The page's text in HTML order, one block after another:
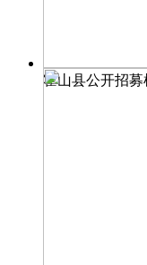
霍山县公开招